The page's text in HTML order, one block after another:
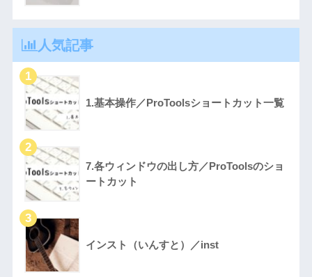
人気記事
1.基本操作／ProToolsショートカット一覧
7.各ウィンドウの出し方／ProToolsのショ
ートカット
インスト（いんすと）／inst